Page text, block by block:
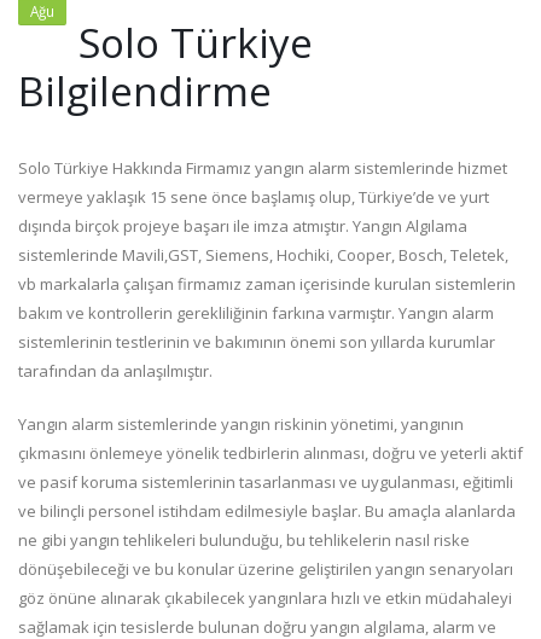
Ağu
Solo Türkiye
Bilgilendirme
Solo Türkiye Hakkında Firmamız yangın alarm sistemlerinde hizmet
vermeye yaklaşık 15 sene önce başlamış olup, Türkiye’de ve yurt
dışında birçok projeye başarı ile imza atmıştır. Yangın Algılama
sistemlerinde Mavili,GST, Siemens, Hochiki, Cooper, Bosch, Teletek,
vb markalarla çalışan firmamız zaman içerisinde kurulan sistemlerin
bakım ve kontrollerin gerekliliğinin farkına varmıştır. Yangın alarm
sistemlerinin testlerinin ve bakımının önemi son yıllarda kurumlar
tarafından da anlaşılmıştır.
Yangın alarm sistemlerinde yangın riskinin yönetimi, yangının
çıkmasını önlemeye yönelik tedbirlerin alınması, doğru ve yeterli aktif
ve pasif koruma sistemlerinin tasarlanması ve uygulanması, eğitimli
ve bilinçli personel istihdam edilmesiyle başlar. Bu amaçla alanlarda
ne gibi yangın tehlikeleri bulunduğu, bu tehlikelerin nasıl riske
dönüşebileceği ve bu konular üzerine geliştirilen yangın senaryoları
göz önüne alınarak çıkabilecek yangınlara hızlı ve etkin müdahaleyi
sağlamak için tesislerde bulunan doğru yangın algılama, alarm ve